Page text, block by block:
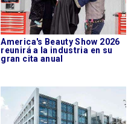
America's Beauty Show 2026
reunirá a la industria en su
gran cita anual